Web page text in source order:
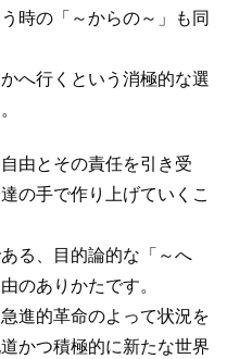
時の「～からの～」も同
へ行くという消極的な選
由とその責任を引き受
の手で作り上げていくこ
る、目的論的な「～へ
のありかたです。
進的革命のよって状況を
かつ積極的に新たな世界